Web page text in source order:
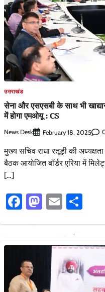
उत्तराखंड
सेना और एसएसबी के साथ भी
में होगा एमओयू : CS
News Desk February 18, 2025
मुख्य सचिव राधा रतूड़ी की
बैठक आयोजित बॉर्डर एरिया में
[…]
Facebook
Mastodon
Email